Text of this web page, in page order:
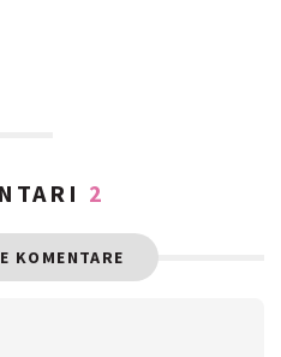
2
KOMENTARE